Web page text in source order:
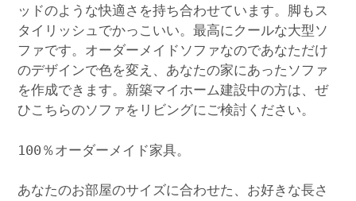
ッドのような快適さを持ち合わせています。脚もス
タイリッシュでかっこいい。最高にクールな大型ソ
ファです。オーダーメイドソファなのであなただけ
のデザインで色を変え、あなたの家にあったソファ
を作成できます。新築マイホーム建設中の方は、ぜ
ひこちらのソファをリビングにご検討ください。
100％オーダーメイド家具。
あなたのお部屋のサイズに合わせた、お好きな長さ